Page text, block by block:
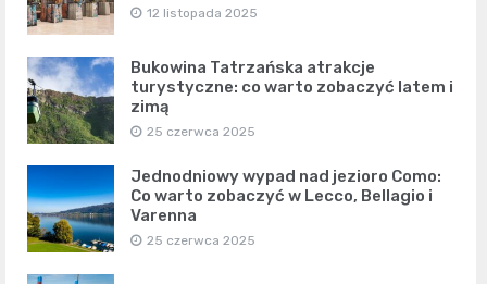
12 listopada 2025
Bukowina Tatrzańska atrakcje
turystyczne: co warto zobaczyć latem i
zimą
25 czerwca 2025
Jednodniowy wypad nad jezioro Como:
Co warto zobaczyć w Lecco, Bellagio i
Varenna
25 czerwca 2025